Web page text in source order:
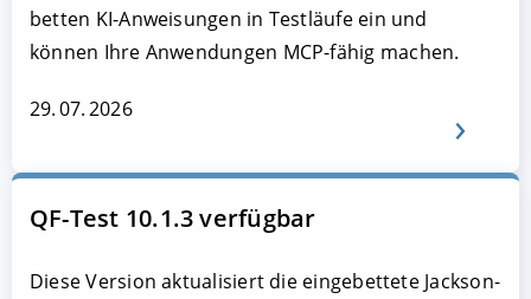
betten KI-Anweisungen in Testläufe ein und
können Ihre Anwendungen MCP-fähig machen.
29. 07. 2026
QF-Test 10.1.3 verfügbar
Diese Version aktualisiert die eingebettete Jackson-